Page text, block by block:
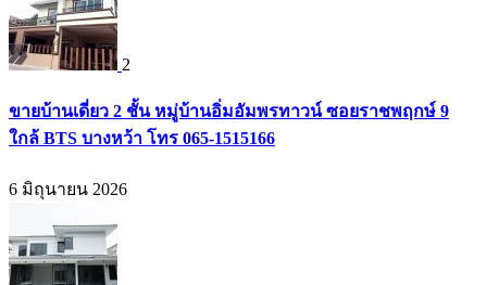
2
ขายบ้านเดี่ยว 2 ชั้น หมู่บ้านอิ่มอัมพรทาวน์ ซอยราชพฤกษ์ 9
ใกล้ BTS บางหว้า โทร 065-1515166
6 มิถุนายน 2026